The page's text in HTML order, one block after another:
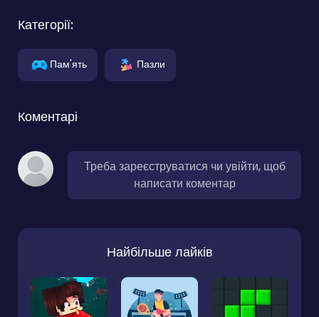
Категорії:
Пам'ять Пазли
Коментарі
Треба зареєструватися чи увійти, щоб
написати коментар
Найбільше лайків